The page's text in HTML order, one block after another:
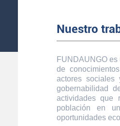
Nuestro
FUNDAUNGO
de
actores
gobernabilidad
actividades que
población en
oportunidades